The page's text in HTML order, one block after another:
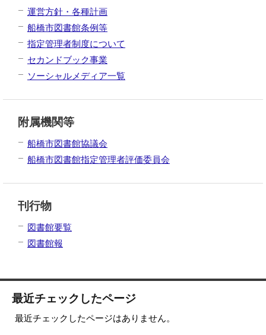
運営方針・各種計画
船橋市図書館条例等
指定管理者制度について
セカンドブック事業
ソーシャルメディア一覧
附属機関等
船橋市図書館協議会
船橋市図書館指定管理者評価委員会
刊行物
図書館要覧
図書館報
最近チェックしたページ
最近チェックしたページはありません。